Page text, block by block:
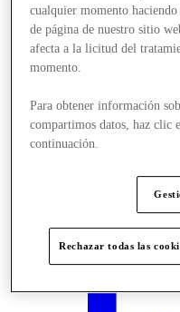
Ofertas
cualquier momento
de página de nuestro sitio
afecta a la licitud del
momento.
Para obtener información
compartimos datos, haz clic
continuación.
Rechazar todas las